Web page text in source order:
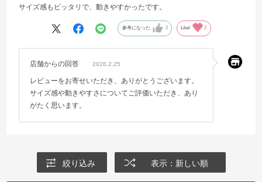
サイズ感もピッタリで、動きやすかったです。
参考になった 2 Like! 2
店舗からの回答 2026.2.25
レビューをお寄せいただき、ありがとうございます。
サイズ感や動きやすさについてご評価いただき、あり
がたく思います。
絞り込み 表示：新しい順